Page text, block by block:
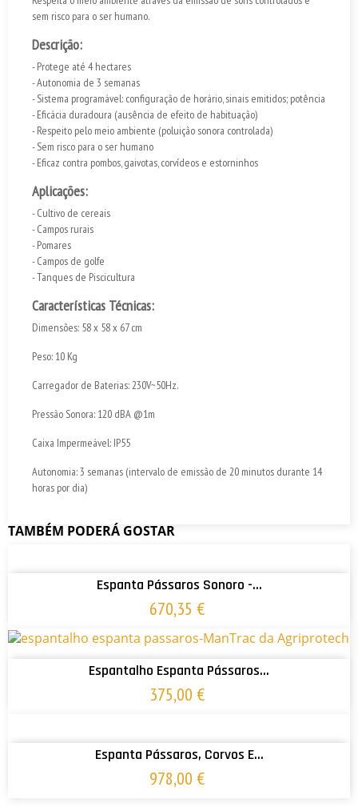
sem risco para o ser humano.
Descrição:
- Protege até 4 hectares
- Autonomia de 3 semanas
- Sistema programável: configuração de horário, sinais emitidos; potência
- Eficácia duradoura (ausência de efeito de habituação)
- Respeito pelo meio ambiente (poluição sonora controlada)
- Sem risco para o ser humano
- Eficaz contra pombos, gaivotas, corvídeos e estorninhos
Aplicações:
- Cultivo de cereais
- Campos rurais
- Pomares
- Campos de golfe
- Tanques de Piscicultura
Características Técnicas:
Dimensões: 58 x 58 x 67 cm
Peso: 10 Kg
Carregador de Baterias: 230V~50Hz.
Pressão Sonora: 120 dBA @1m
Caixa Impermeável: IP55
Autonomia: 3 semanas (intervalo de emissão de 20 minutos durante 14
horas por dia)
TAMBÉM PODERÁ GOSTAR
Espanta Pássaros Sonoro -...
670,35 €
ADICIONAR AO CARRINHO
Espantalho Espanta Pássaros...
375,00 €
Espanta Pássaros, Corvos E...
978,00 €